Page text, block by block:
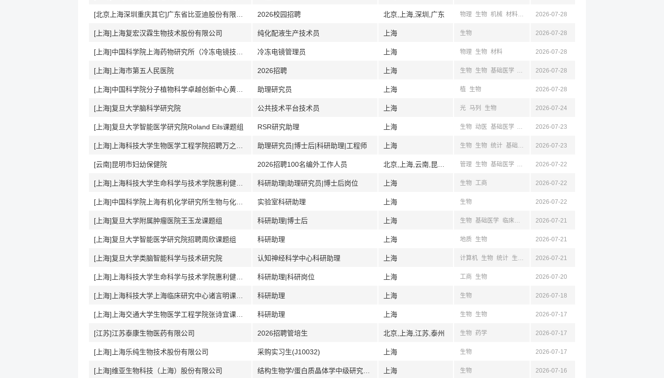
2026校园招聘 北京,上海,深圳,广东 物理 生物 机械 材料 电子 计算机 光
2026-07-28
[上海]上海复宏汉霖生物技术股份有限公司 纯化配液生产技术员 上海 生物 2026-07-28
冷冻电镜管理员 上海 物理 生物 材料 2026-07-28
[上海]上海市第五人民医院 2026招聘 上海 生物 生物 基础医学 临床医学 药学 护理学
2026-07-28
助理研究员 上海 植 生物 2026-07-28
[上海]复旦大学脑科学研究院 公共技术平台技术员 上海 光 马列 生物 2026-07-24
[上海]复旦大学智能医学研究院Roland Eils课题组 RSR研究助理 上海 生物 动医 基础医学 药学 2026-07-23
助理研究员|博士后|科研助理|工程师 上海 生物 生物 统计 基础医学 2026-07-23
[云南]昆明市妇幼保健院 2026招聘100名编外工作人员 管理 生物 基础医学 公共卫生与预防 临床医学
2026-07-22
科研助理|助理研究员|博士后岗位 上海 生物 工商 2026-07-22
实验室科研助理 上海 生物 2026-07-22
[上海]复旦大学附属肿瘤医院王玉龙课题组 科研助理|博士后 上海 生物 基础医学 临床医学 2026-07-21
[上海]复旦大学智能医学研究院招聘周欣课题组 科研助理 上海 地质 生物 2026-07-21
[上海]复旦大学类脑智能科学与技术研究院 认知神经科学中心科研助理 上海 计算机 生物 统计 生物 基础医学 心理
2026-07-21
科研助理|科研岗位 上海 工商 生物 2026-07-20
科研助理 上海 生物 2026-07-18
科研助理 上海 生物 生物 2026-07-17
[江苏]江苏泰康生物医药有限公司 2026招聘管培生 北京,上海,江苏,泰州 生物 药学 2026-07-17
[上海]上海乐纯生物技术股份有限公司 采购实习生(J10032) 上海 生物 2026-07-17
[上海]维亚生物科技（上海）股份有限公司 上海 生物 2026-07-16